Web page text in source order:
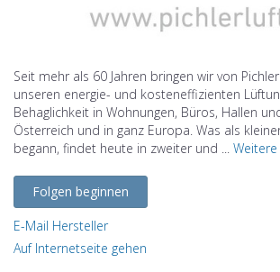
Seit mehr als 60 Jahren bringen wir von
unseren energie- und kosteneffizienten
Behaglichkeit in Wohnungen, Büros, Hallen
Österreich und in ganz Europa. Was als
begann, findet heute in zweiter und ...
Folgen beginnen
E-Mail Hersteller
Auf Internetseite gehen